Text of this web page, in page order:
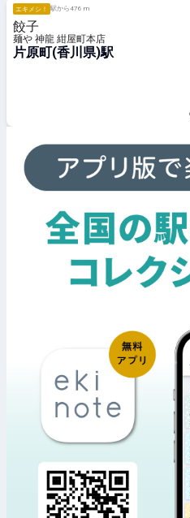
エキメシ！ 駅から476 m
餃子
麺や 神龍 紺屋町本店
片原町(香川県)駅